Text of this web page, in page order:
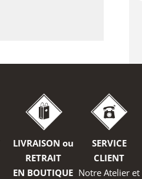
LIVRAISON ou
RETRAIT
EN BOUTIQUE
SERVICE
CLIENT
Notre Atelier et